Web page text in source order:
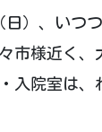
日）、いつ
市様近く、
入院室は